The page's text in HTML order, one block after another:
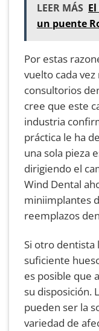
LEER MÁS
un puente
Por estas
vuelto cada
consultorios
cree que este
industria
práctica le ha
una sola pieza
dirigiendo el
Wind Dental
miniimplantes
reemplazos
Si otro dentista
suficiente
es posible que
su disposición.
pueden ser la
variedad de